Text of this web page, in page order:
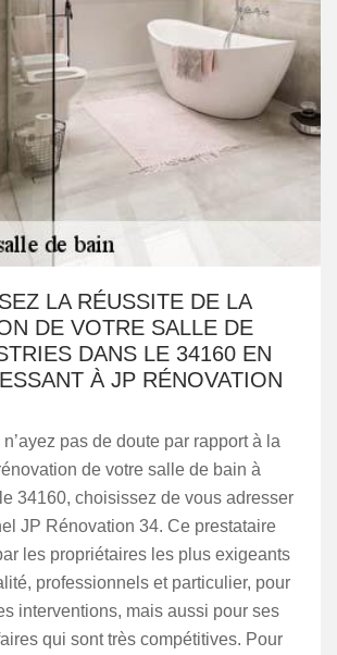
LA RÉUSSITE DE LA
DE VOTRE SALLE DE
DANS LE 34160 EN
À JP RÉNOVATION
pas de doute par rapport à la
de votre salle de bain à
34160, choisissez de vous adresser
JP Rénovation 34. Ce prestataire
les propriétaires les plus exigeants
professionnels et particulier, pour
interventions, mais aussi pour ses
qui sont très compétitives. Pour